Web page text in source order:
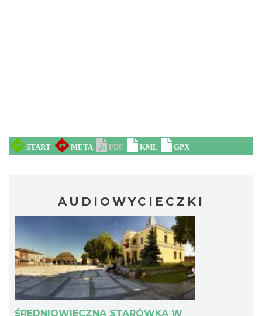
AUDIOWYCIECZKI
ŚREDNIOWIECZNA STARÓWKA W